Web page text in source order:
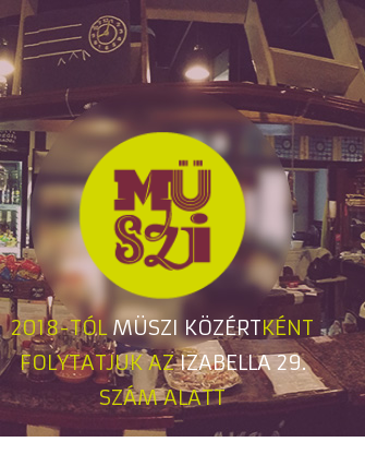
2018-TÓLMÜSZI KÖZÉRTKÉNT
FOLYTATJUK AZIZABELLA 29.
SZÁM ALATT